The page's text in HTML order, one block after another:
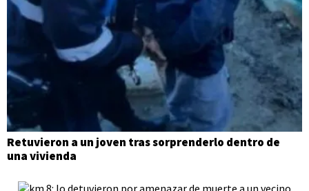
Retuvieron a un joven tras sorprenderlo dentro de
una vivienda